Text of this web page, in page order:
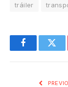
tráiler
Facebook